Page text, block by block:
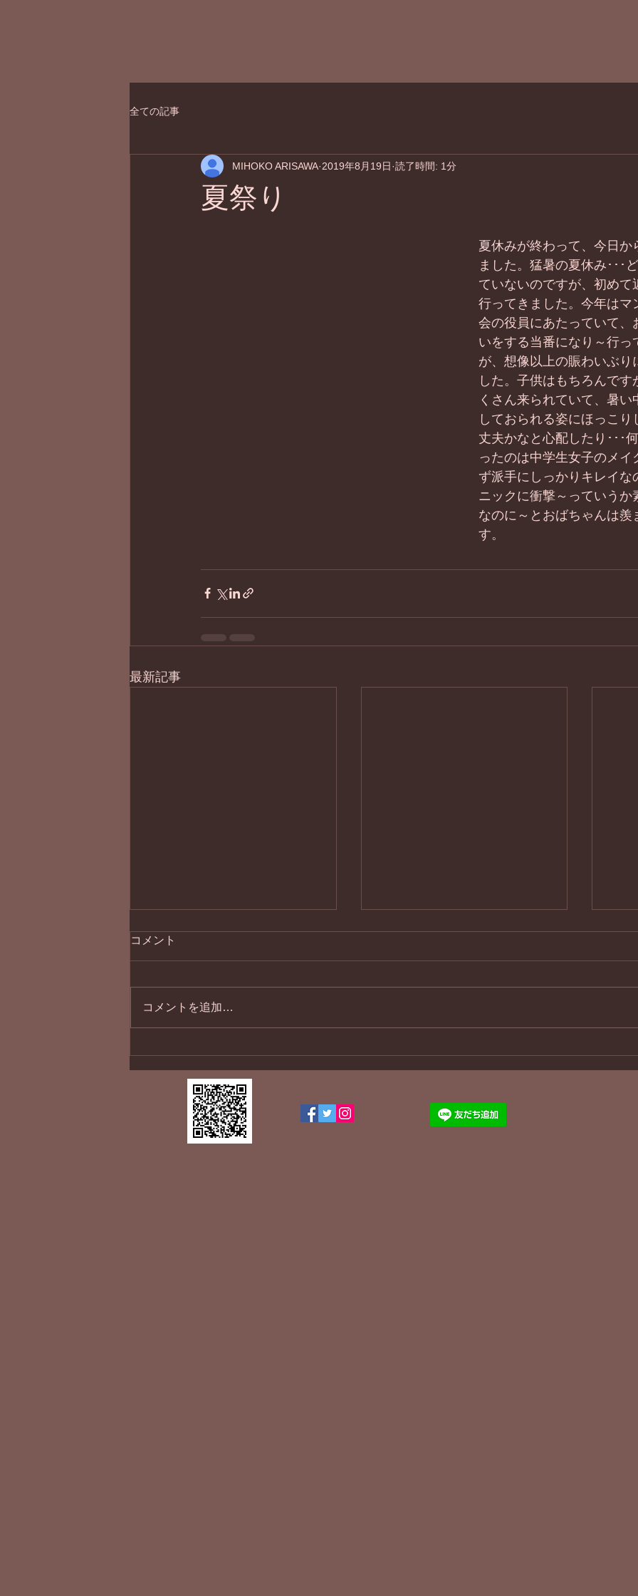
全ての記事
夏祭り
MIHOKO ARISAWA 2019年8月19日 読了時間: 1分
夏休みが終わって、今日か
ました。猛暑の夏休み･･･
ていないのですが、初めて
行ってきました。今年はマ
会の役員にあたっていて、
いをする当番になり～行っ
が、想像以上の賑わいぶり
した。子供はもちろんです
くさん来られていて、暑い
しておられる姿にほっこり
丈夫かなと心配したり･･･
ったのは中学生女子のメイ
ず派手にしっかりキレイな
ニックに衝撃～っていうか
なのに～とおばちゃんは羨
す。
最新記事
３８年ぶり
コメント
コメントを追加…